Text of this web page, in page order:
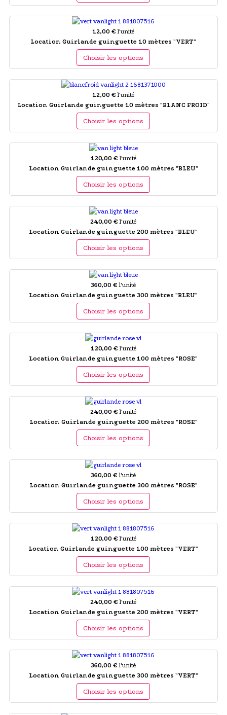
12,00 € l'unité
Location Guirlande guinguette 10 mètres "VERT"
Choisir les options
12,00 € l'unité
Location Guirlande guinguette 10 mètres "BLANC FROID"
Choisir les options
120,00 € l'unité
Location Guirlande guinguette 100 mètres "BLEU"
Choisir les options
240,00 € l'unité
Location Guirlande guinguette 200 mètres "BLEU"
Choisir les options
360,00 € l'unité
Location Guirlande guinguette 300 mètres "BLEU"
Choisir les options
120,00 € l'unité
Location Guirlande guinguette 100 mètres "ROSE"
Choisir les options
240,00 € l'unité
Location Guirlande guinguette 200 mètres "ROSE"
Choisir les options
360,00 € l'unité
Location Guirlande guinguette 300 mètres "ROSE"
Choisir les options
120,00 € l'unité
Location Guirlande guinguette 100 mètres "VERT"
Choisir les options
240,00 € l'unité
Location Guirlande guinguette 200 mètres "VERT"
Choisir les options
360,00 € l'unité
Location Guirlande guinguette 300 mètres "VERT"
Choisir les options